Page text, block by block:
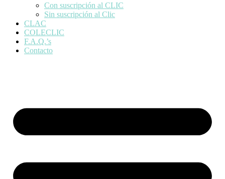
Con suscripción al CLIC
Sin suscripción al Clic
CLAC
COLECLIC
F.A.Q.’s
Contacto